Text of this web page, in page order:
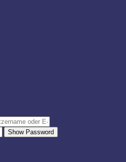
Show Password